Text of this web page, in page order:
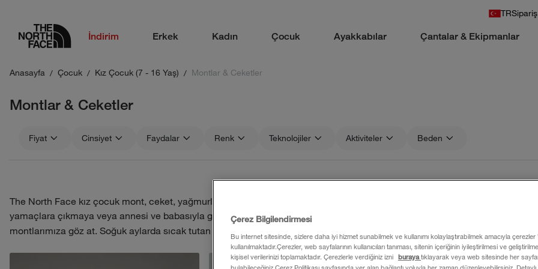
TR
logoİndirim Erkek Kadın Çocuk Ayakkabılar Çantalar & Ekipmanlar
Anasayfa Çocuk Kız Çocuk (7 - 16 Yaş) Montlar & Ceketler
Montlar & Ceketler
Fiyat Cinsiyet Faydalar Renk Teknolojiler Aktiviteler Beden
The North Face kız çocuk mont, ceket, yağmurluk ve dış giyim koleksiyonu büyüyen outdoor macera tutkunlarına
yamaçlara çıkmaya veya annesi ve babasıyla gün boyu sürecek birdoğa yürüyüşü
yapmaya hazırlanıyorsa amaca
montlarımıza göz at. Soğuk aylarda sıcak tutan dolgulu montlarımızı ve
tercih et veya sıcak
Çerez Bilgilendirmesi
Bu internet sitesinde, sizlere daha iyi hizmet sunabilmek ve kullanımı kolaylaştırabilmek amacıyla çerezler
kullanılmaktadır.Çerezler, web sayfalarının kullanıcıları tanıması, sitenin içeriğinin iyileştirilmesi ve
kişisel verilerinizi toplamaktadır. Çerezlerle verdiğiniz izni
burayatıklayarak veya web sitesinde her